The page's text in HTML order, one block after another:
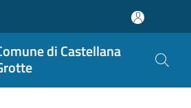
di Castellana